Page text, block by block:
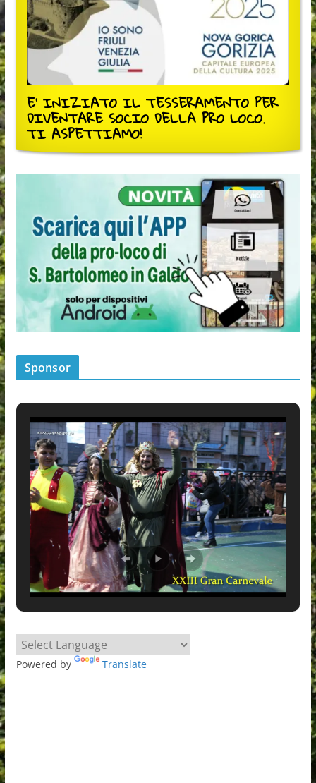
E' INIZIATO IL TESSERAMENTO PER
DIVENTARE SOCIO DELLA PRO LOCO.
TI ASPETTIAMO!
Sponsor
Powered by Translate